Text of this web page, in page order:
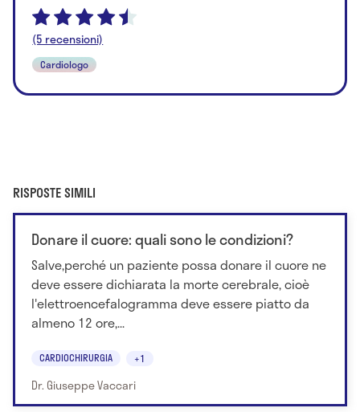
(5 recensioni)
Cardiologo
RISPOSTE SIMILI
Donare il cuore: quali sono le condizioni?
Salve,perché un paziente possa donare il cuore ne
deve essere dichiarata la morte cerebrale, cioè
l'elettroencefalogramma deve essere piatto da
almeno 12 ore,...
CARDIOCHIRURGIA +1
Dr. Giuseppe Vaccari